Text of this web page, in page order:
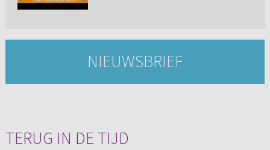
NIEUWSBRIEF
TERUG IN DE TIJD